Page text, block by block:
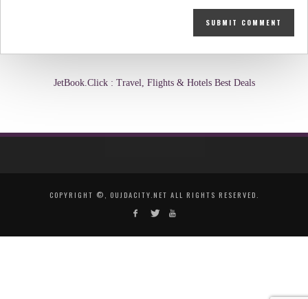
JetBook.Click : Travel, Flights & Hotels Best Deals
COPYRIGHT ©, OUJDACITY.NET ALL RIGHTS RESERVED.